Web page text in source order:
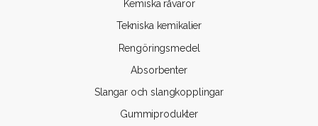
Kemiska råvaror
Tekniska kemikalier
Rengöringsmedel
Absorbenter
Slangar och slangkopplingar
Gummiprodukter